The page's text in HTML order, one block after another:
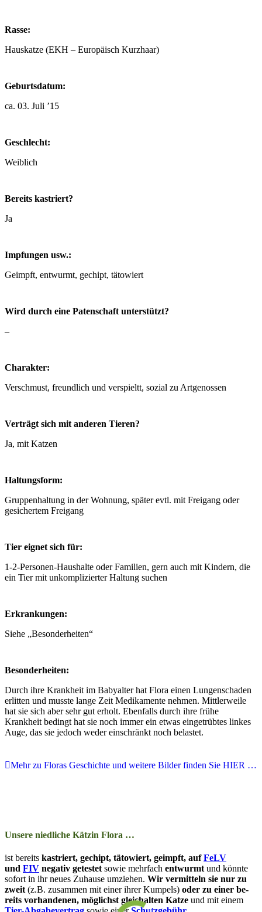
Rasse:
Hauskatze (EKH – Europäisch Kurzhaar)
Geburtsdatum:
ca. 03. Juli ’15
Geschlecht:
Weiblich
Bereits kastriert?
Ja
Impfungen usw.:
Geimpft, entwurmt, gechipt, tätowiert
Wird durch eine Patenschaft unterstützt?
–
Charakter:
Verschmust, freundlich und verspieltt, sozial zu Artgenossen
Verträgt sich mit anderen Tieren?
Ja, mit Katzen
Haltungsform:
Gruppenhaltung in der Wohnung, später evtl. mit Freigang oder
gesichertem Freigang
Tier eignet sich für:
1-2-Personen-Haushalte oder Familien, gern auch mit Kindern, die
ein Tier mit unkomplizierter Haltung suchen
Erkrankungen:
Siehe „Besonderheiten“
Besonderheiten:
Durch ihre Krankheit im Babyalter hat Flora einen Lungenschaden
erlitten und musste lange Zeit Medikamente nehmen. Mittlerweile
hat sie sich aber sehr gut erholt. Ebenfalls durch ihre frühe
Krankheit bedingt hat sie noch immer ein etwas eingetrübtes linkes
Auge, das sie jedoch weder einschränkt noch belastet.
Mehr zu Floras Geschichte und weitere Bilder finden Sie HIER …
Unsere niedliche Kätzin Flora …
ist bereits kas­­triert, ge­­chipt, tä­­to­­wiert, ge­impft, aufFeLV
und FIV ne­­ga­tiv ge­­tes­­tet so­­wie mehr­­fach ent­wurmt und kön­nte
so­­fort in ihr neu­­es Zu­­hau­­se um­zieh­en. Wir ver­­mit­t­eln sie nur zu
zweit (z.B. zu­­sam­­men mit ein­­er ihrer Kum­pels) oder zu ein­er be­­
reits vor­­han­­den­en, mög­­lichst gleich­­alt­­en Katze und mit ein­­em